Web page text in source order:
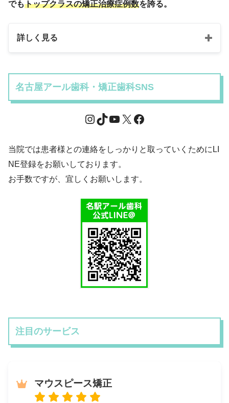
でもトップクラスの矯正治療症例数を誇る。
詳しく見る
名古屋アール歯科・矯正歯科SNS
当院では患者様との連絡をしっかりと取っていくためにLI
NE登録をお願いしております。
お手数ですが、宜しくお願いします。
注目のサービス
マウスピース矯正